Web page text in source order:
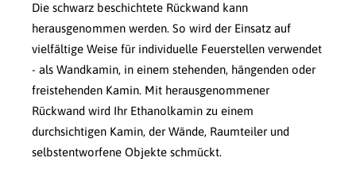
Die schwarz beschichtete Rückwand kann
herausgenommen werden. So wird der Einsatz auf
vielfältige Weise für individuelle Feuerstellen verwendet
- als Wandkamin, in einem stehenden, hängenden oder
freistehenden Kamin. Mit herausgenommener
Rückwand wird Ihr Ethanolkamin zu einem
durchsichtigen Kamin, der Wände, Raumteiler und
selbstentworfene Objekte schmückt.